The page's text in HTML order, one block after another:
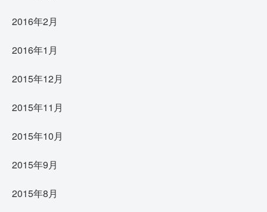
2016年2月
2016年1月
2015年12月
2015年11月
2015年10月
2015年9月
2015年8月